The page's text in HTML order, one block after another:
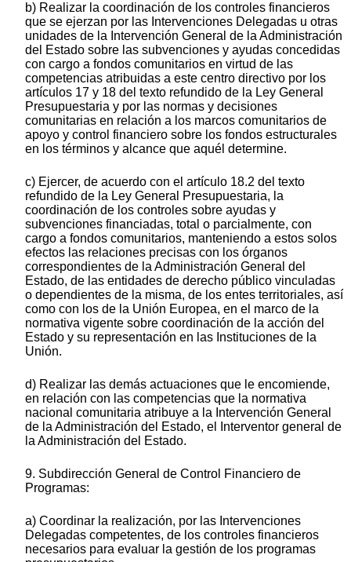
b) Realizar la coordinación de los controles financieros
que se ejerzan por las Intervenciones Delegadas u otras
unidades de la Intervención General de la Administración
del Estado sobre las subvenciones y ayudas concedidas
con cargo a fondos comunitarios en virtud de las
competencias atribuidas a este centro directivo por los
artículos 17 y 18 del texto refundido de la Ley General
Presupuestaria y por las normas y decisiones
comunitarias en relación a los marcos comunitarios de
apoyo y control financiero sobre los fondos estructurales
en los términos y alcance que aquél determine.
c) Ejercer, de acuerdo con el artículo 18.2 del texto
refundido de la Ley General Presupuestaria, la
coordinación de los controles sobre ayudas y
subvenciones financiadas, total o parcialmente, con
cargo a fondos comunitarios, manteniendo a estos solos
efectos las relaciones precisas con los órganos
correspondientes de la Administración General del
Estado, de las entidades de derecho público vinculadas
o dependientes de la misma, de los entes territoriales, así
como con los de la Unión Europea, en el marco de la
normativa vigente sobre coordinación de la acción del
Estado y su representación en las Instituciones de la
Unión.
d) Realizar las demás actuaciones que le encomiende,
en relación con las competencias que la normativa
nacional comunitaria atribuye a la Intervención General
de la Administración del Estado, el Interventor general de
la Administración del Estado.
9. Subdirección General de Control Financiero de
Programas:
a) Coordinar la realización, por las Intervenciones
Delegadas competentes, de los controles financieros
necesarios para evaluar la gestión de los programas